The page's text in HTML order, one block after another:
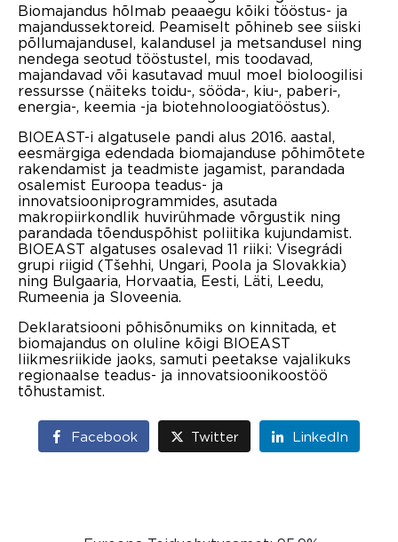
Biomajandus hõlmab peaaegu kõiki tööstus- ja
majandussektoreid. Peamiselt põhineb see siiski
põllumajandusel, kalandusel ja metsandusel ning
nendega seotud tööstustel, mis toodavad,
majandavad või kasutavad muul moel bioloogilisi
ressursse (näiteks toidu-, sööda-, kiu-, paberi-,
energia-, keemia -ja biotehnoloogiatööstus).
BIOEAST-i algatusele pandi alus 2016. aastal,
eesmärgiga edendada biomajanduse põhimõtete
rakendamist ja teadmiste jagamist, parandada
osalemist Euroopa teadus- ja
innovatsiooniprogrammides, asutada
makropiirkondlik huvirühmade võrgustik ning
parandada tõenduspõhist poliitika kujundamist.
BIOEAST algatuses osalevad 11 riiki: Visegrádi
grupi riigid (Tšehhi, Ungari, Poola ja Slovakkia)
ning Bulgaaria, Horvaatia, Eesti, Läti, Leedu,
Rumeenia ja Sloveenia.
Deklaratsiooni põhisõnumiks on kinnitada, et
biomajandus on oluline kõigi BIOEAST
liikmesriikide jaoks, samuti peetakse vajalikuks
regionaalse teadus- ja innovatsioonikoostöö
tõhustamist.
Facebook Twitter LinkedIn